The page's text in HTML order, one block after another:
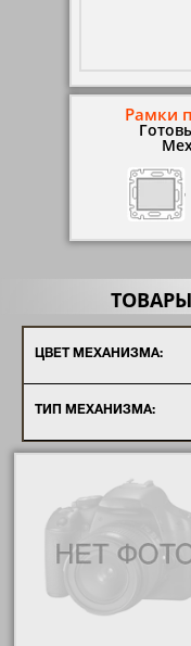
Рамки
ЦВЕТ МЕХАНИЗМА:
ТИП МЕХАНИЗМА: